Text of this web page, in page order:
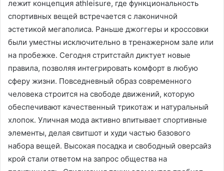
лежит концепция athleisure, где функциональность
спортивных вещей встречается с лаконичной
эстетикой мегаполиса․ Раньше джоггеры и кроссовки
были уместны исключительно в тренажерном зале или
на пробежке․ Сегодня стритстайл диктует новые
правила, позволяя интегрировать комфорт в любую
сферу жизни․ Повседневный образ современного
человека строится на свободе движений, которую
обеспечивают качественный трикотаж и натуральный
хлопок․ Уличная мода активно впитывает спортивные
элементы, делая свитшот и худи частью базового
набора вещей․ Высокая посадка и свободный оверсайз
крой стали ответом на запрос общества на